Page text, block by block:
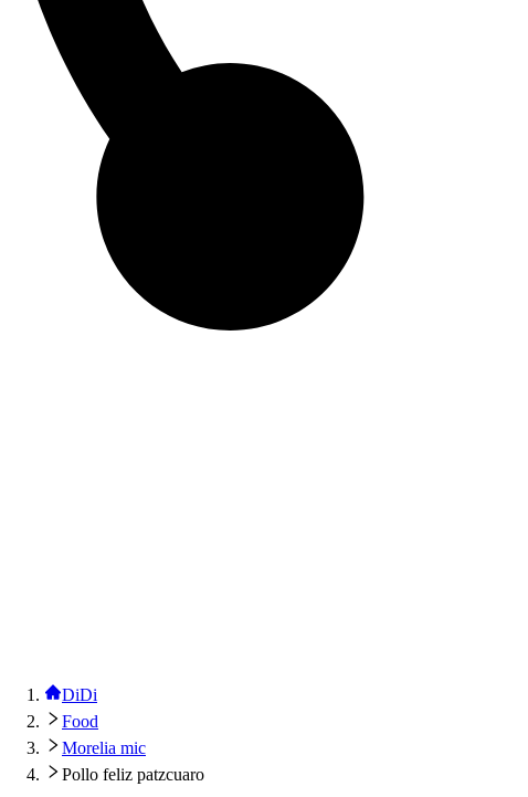
DiDi
Food
Morelia mic
Pollo feliz patzcuaro